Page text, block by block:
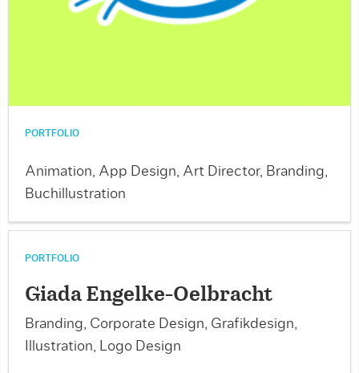
PORTFOLIO
Animation, App Design, Art Director, Branding,
Buchillustration
PORTFOLIO
Giada Engelke-Oelbracht
Branding, Corporate Design, Grafikdesign,
Illustration, Logo Design